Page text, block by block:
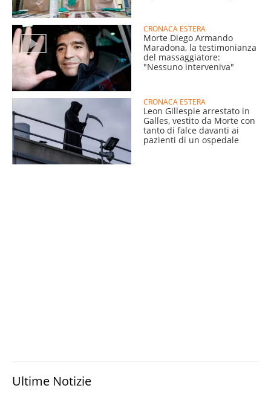
CRONACA ESTERA
Morte Diego Armando
Maradona, la testimonianza
del massaggiatore:
"Nessuno interveniva"
CRONACA ESTERA
Leon Gillespie arrestato in
Galles, vestito da Morte con
tanto di falce davanti ai
pazienti di un ospedale
Ultime Notizie